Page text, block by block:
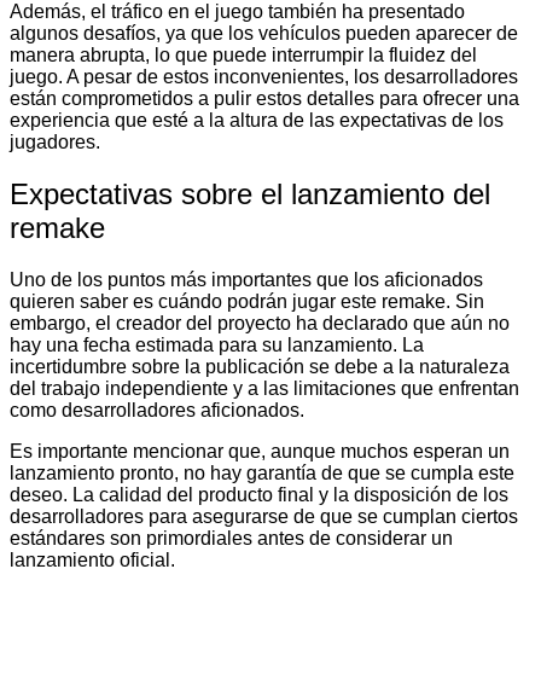
Además, el tráfico en el juego también ha presentado
algunos desafíos, ya que los vehículos pueden aparecer de
manera abrupta, lo que puede interrumpir la fluidez del
juego. A pesar de estos inconvenientes, los desarrolladores
están comprometidos a pulir estos detalles para ofrecer una
experiencia que esté a la altura de las expectativas de los
jugadores.
Expectativas sobre el lanzamiento del
remake
Uno de los puntos más importantes que los aficionados
quieren saber es cuándo podrán jugar este remake. Sin
embargo, el creador del proyecto ha declarado que aún no
hay una fecha estimada para su lanzamiento. La
incertidumbre sobre la publicación se debe a la naturaleza
del trabajo independiente y a las limitaciones que enfrentan
como desarrolladores aficionados.
Es importante mencionar que, aunque muchos esperan un
lanzamiento pronto, no hay garantía de que se cumpla este
deseo. La calidad del producto final y la disposición de los
desarrolladores para asegurarse de que se cumplan ciertos
estándares son primordiales antes de considerar un
lanzamiento oficial.